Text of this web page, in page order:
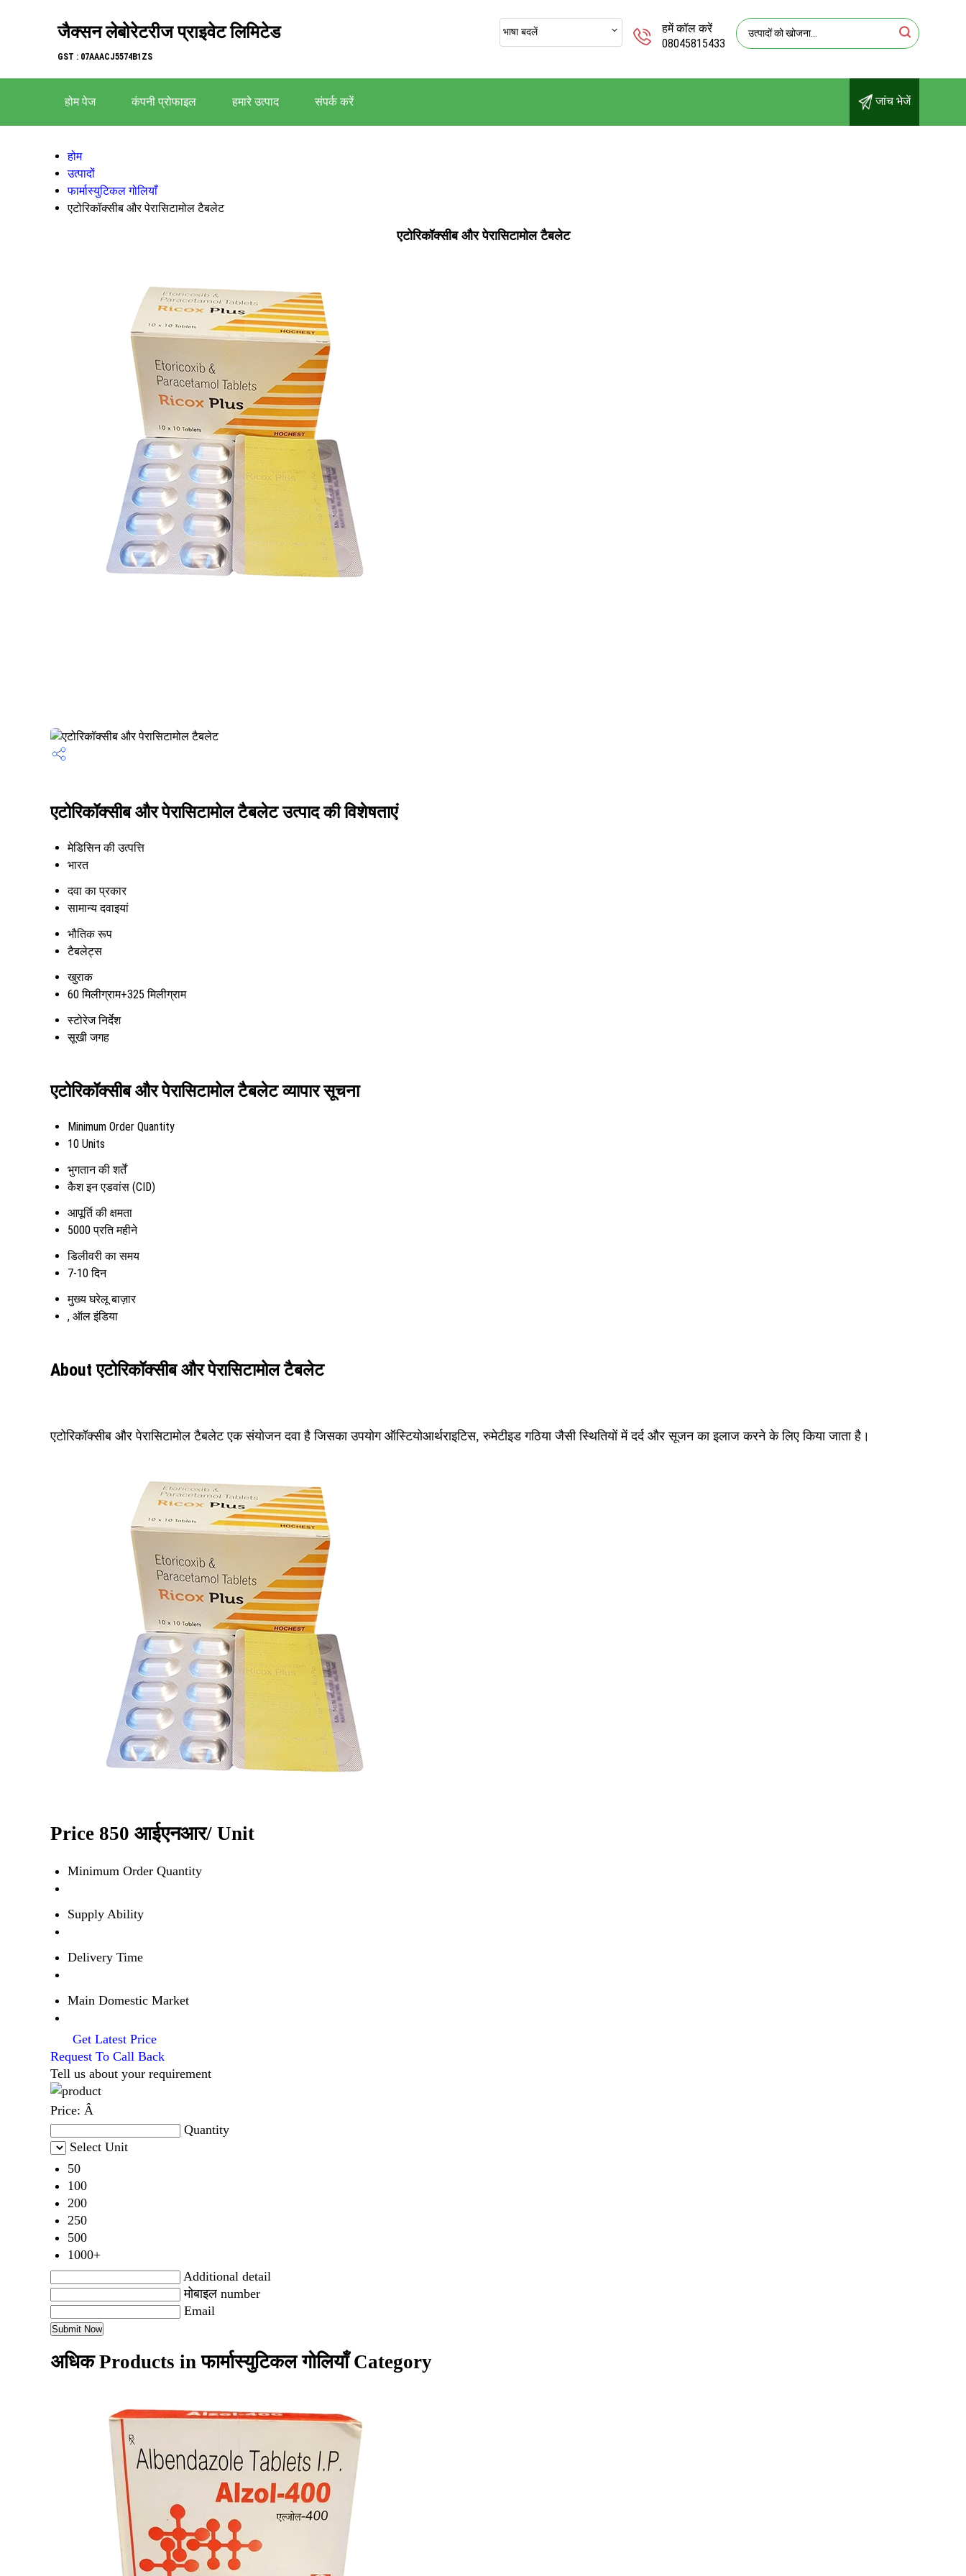
जैक्सन लेबोरेटरीज प्राइवेट लिमिटेड
GST : 07AAACJ5574B1ZS
हमें कॉल करें
08045815433
भाषा बदलें
होम पेज कंपनी प्रोफाइल हमारे उत्पाद संपर्क करें जांच भेजें
होम
उत्पादों
फार्मास्युटिकल गोलियाँ
एटोरिकॉक्सीब और पेरासिटामोल टैबलेट
एटोरिकॉक्सीब और पेरासिटामोल टैबलेट
एटोरिकॉक्सीब और पेरासिटामोल टैबलेट उत्पाद की विशेषताएं
मेडिसिन की उत्पत्ति
भारत
दवा का प्रकार
सामान्य दवाइयां
भौतिक रूप
टैबलेट्स
खुराक
60 मिलीग्राम+325 मिलीग्राम
स्टोरेज निर्देश
सूखी जगह
एटोरिकॉक्सीब और पेरासिटामोल टैबलेट व्यापार सूचना
Minimum Order Quantity
10 Units
भुगतान की शर्तें
कैश इन एडवांस (CID)
आपूर्ति की क्षमता
5000 प्रति महीने
डिलीवरी का समय
7-10 दिन
मुख्य घरेलू बाज़ार
, ऑल इंडिया
About एटोरिकॉक्सीब और पेरासिटामोल टैबलेट
एटोरिकॉक्सीब और पेरासिटामोल टैबलेट एक संयोजन दवा है जिसका उपयोग ऑस्टियोआर्थराइटिस, रुमेटीइड गठिया जैसी स्थितियों में दर्द और सूजन का इलाज करने के लिए किया जाता है।
Price 850 आईएनआर/ Unit
Minimum Order Quantity
Supply Ability
Delivery Time
Main Domestic Market
Get Latest Price
Request To Call Back
Tell us about your requirement
Price: Â
Quantity
Select Unit
50
100
200
250
500
1000+
Additional detail
मोबाइल number
Email
अधिक Products in फार्मास्युटिकल गोलियाँ Category